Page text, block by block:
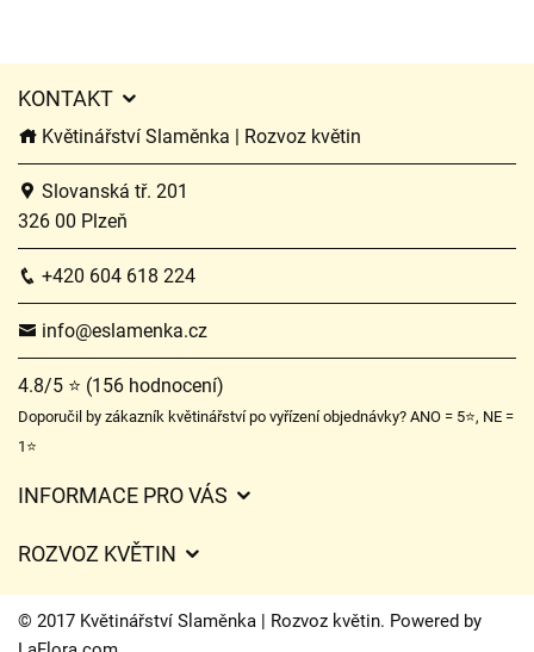
KONTAKT
Květinářství Slaměnka | Rozvoz květin
Slovanská tř. 201
326 00 Plzeň
+420 604 618 224
info@eslamenka.cz
4.8/5 ⭐ (156 hodnocení)
Doporučil by zákazník květinářství po vyřízení objednávky? ANO = 5⭐, NE =
1⭐
INFORMACE PRO VÁS
Ochrana osobních údajů
ROZVOZ KVĚTIN
Ceny za doručení
Kam doručujeme květiny
© 2017 Květinářství Slaměnka | Rozvoz květin. Powered by